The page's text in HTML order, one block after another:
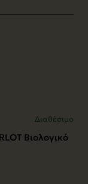
Διαθέσιμο
Βιολογικό